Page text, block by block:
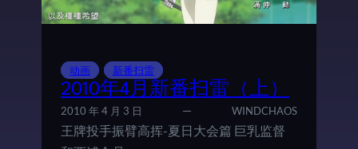
动画 新番扫雷
2010年4月新番扫雷（上）
2010 年 4 月 3 日 WINDCHAOS
王牌投手振臂高挥-夏日大会篇 巨乳监督